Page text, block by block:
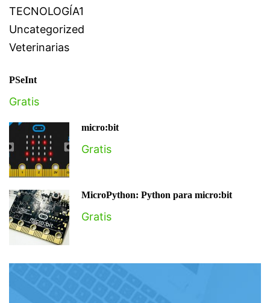
TECNOLOGÍA1
Uncategorized
Veterinarias
PSeInt
Gratis
micro:bit
Gratis
MicroPython: Python para micro:bit
Gratis